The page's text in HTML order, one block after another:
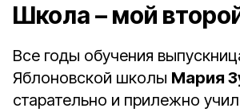
Школа – мой
Все годы обучения
Яблоновской школы Мария
старательно и прилежно